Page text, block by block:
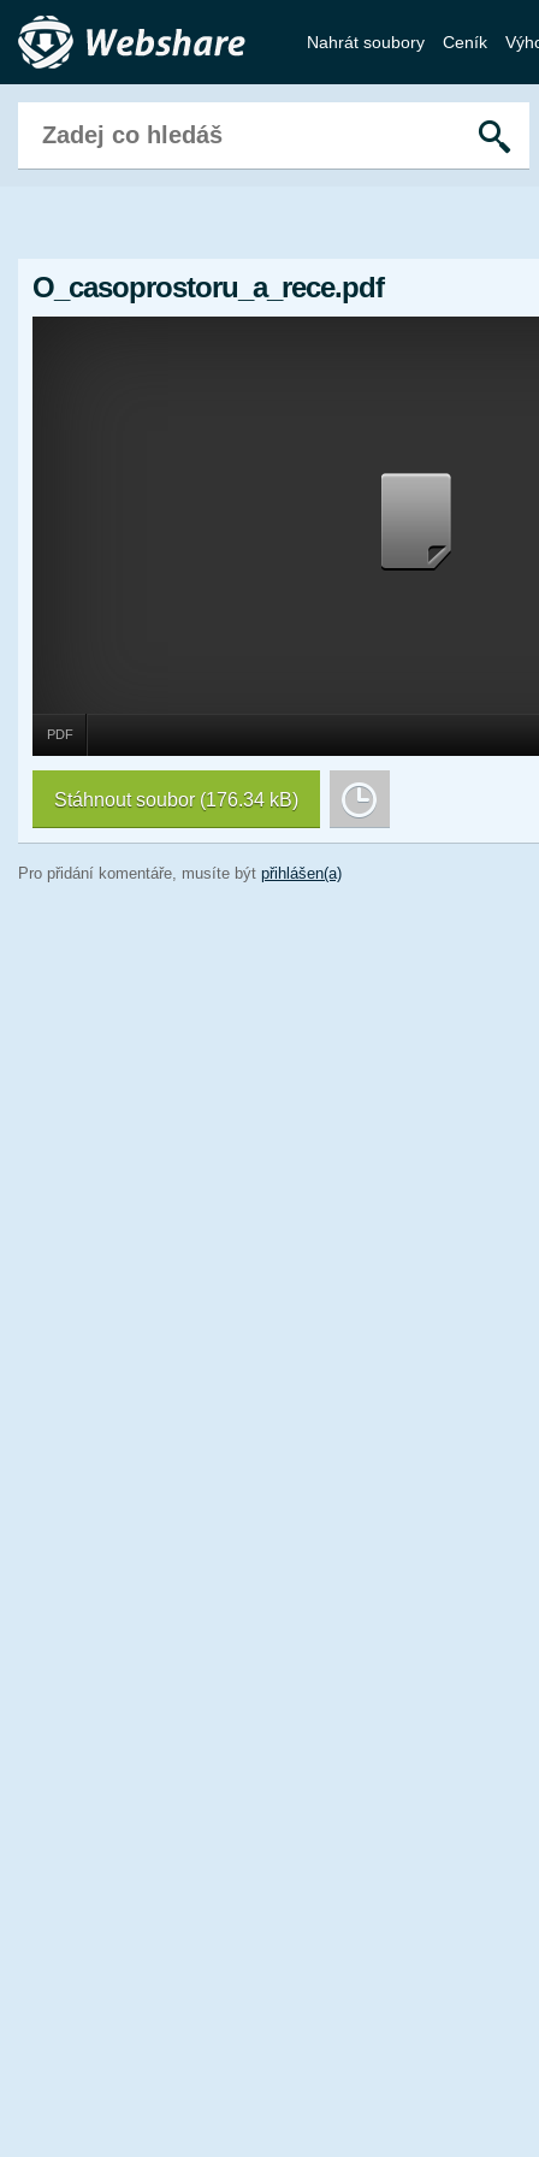
Nahrát soubory Ceník
O_casoprostoru_a_rece.pdf
PDF
Stáhnout soubor (176.34 kB)
Pro přidání komentáře, musíte být přihlášen(a)